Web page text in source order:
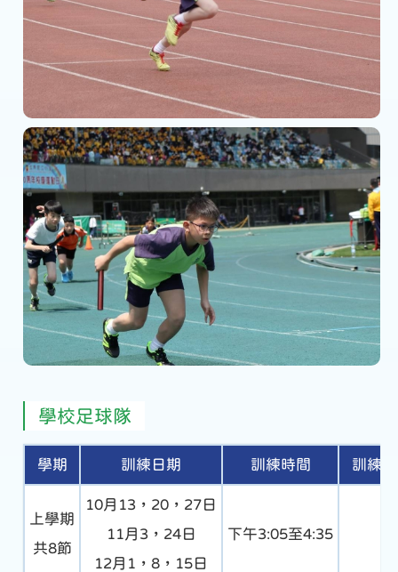
學校足球隊
學期 訓練日期 訓練時間 訓練
上學期
共8節
10月13，20，27日
11月3，24日
12月1，8，15日
下午3:05至4:35